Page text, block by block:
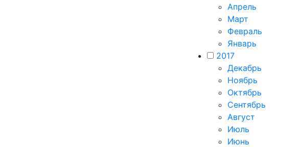
Апрель
Март
Февраль
Январь
2017
Декабрь
Ноябрь
Октябрь
Сентябрь
Август
Июль
Июнь